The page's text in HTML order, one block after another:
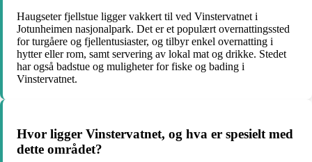
Haugseter fjellstue ligger vakkert til ved Vinstervatnet i
Jotunheimen nasjonalpark. Det er et populært overnattingssted
for turgåere og fjellentusiaster, og tilbyr enkel overnatting i
hytter eller rom, samt servering av lokal mat og drikke. Stedet
har også badstue og muligheter for fiske og bading i
Vinstervatnet.
Hvor ligger Vinstervatnet, og hva er spesielt med
dette området?